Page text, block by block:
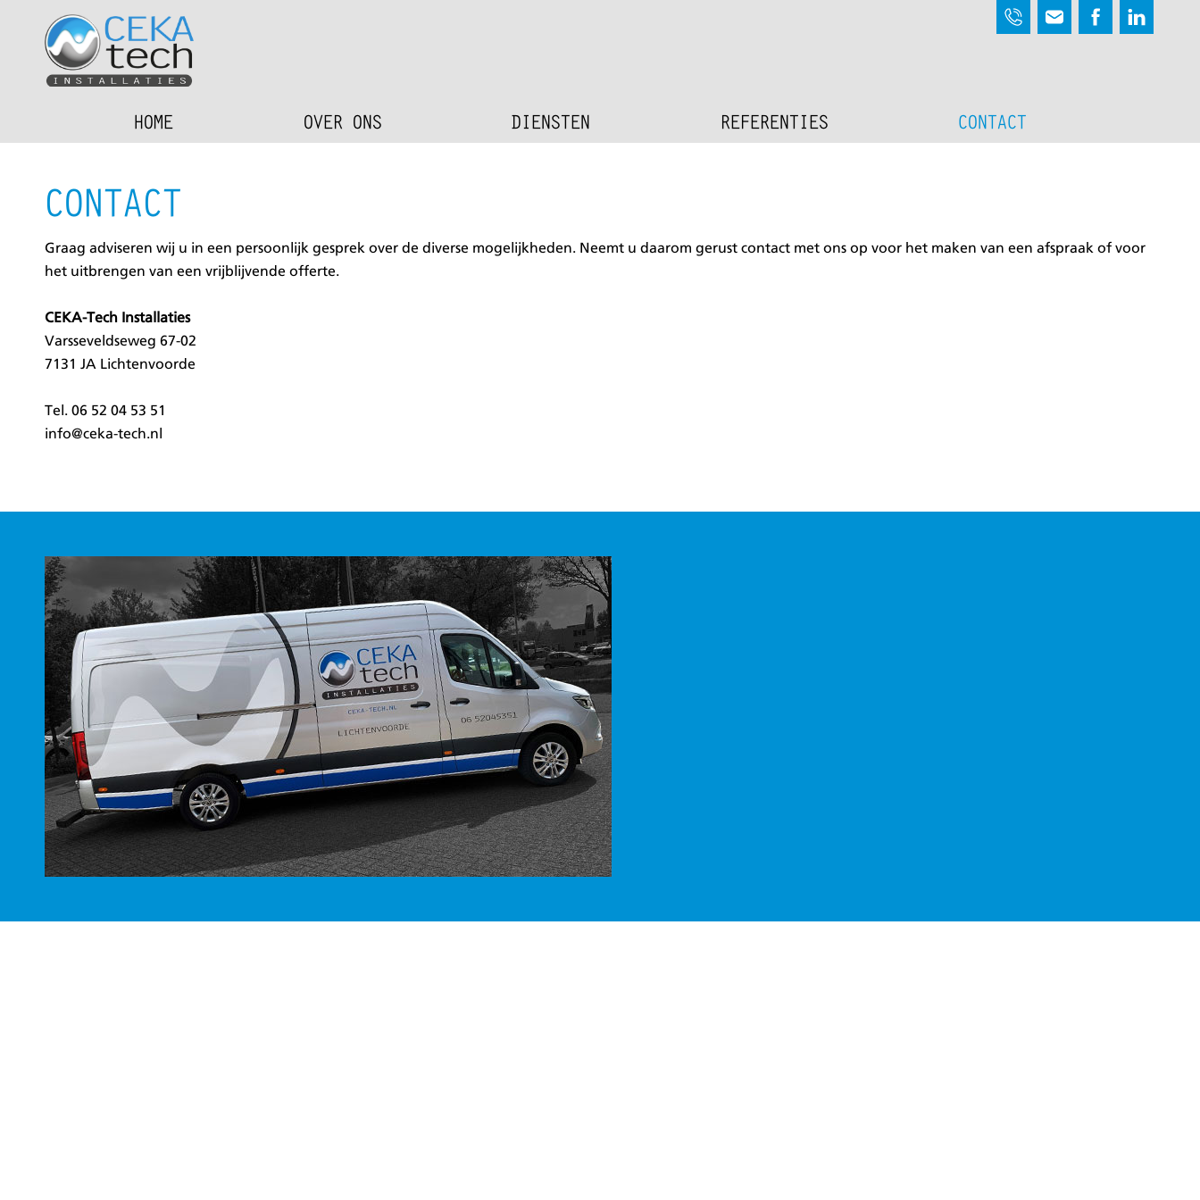
HOME OVER ONS DIENSTEN REFERENTIES CONTACT
CONTACT
Graag adviseren wij u in een persoonlijk gesprek over de diverse mogelijkheden. Neemt u daarom gerust contact met ons op voor het maken van een afspraak of voor
het uitbrengen van een vrijblijvende offerte.
CEKA-Tech Installaties
Varsseveldseweg 67-02
7131 JA Lichtenvoorde
Tel. 06 52 04 53 51
info@ceka-tech.nl